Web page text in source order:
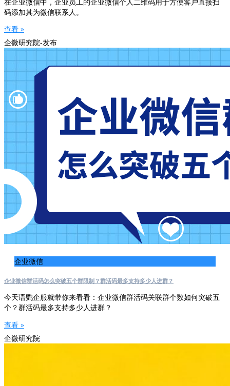
码添加其为微信联系人。
查看 »
企微研究院-发布
企业微信
企业微信群活码怎么突破五个群限制？群活码最多支持多少人进群？
今天语鹦企服就带你来看看：企业微信群活码关联群个数如何突破五
个？群活码最多支持多少人进群？
查看 »
企微研究院